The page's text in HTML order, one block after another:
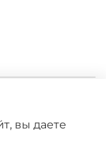
вы даете